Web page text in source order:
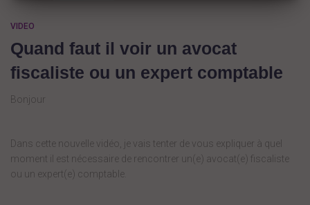
VIDEO
Quand faut il voir un avocat
fiscaliste ou un expert comptable
Bonjour
Dans cette nouvelle vidéo, je vais tenter de vous expliquer à quel
moment il est nécessaire de rencontrer un(e) avocat(e) fiscaliste
ou un expert(e) comptable.